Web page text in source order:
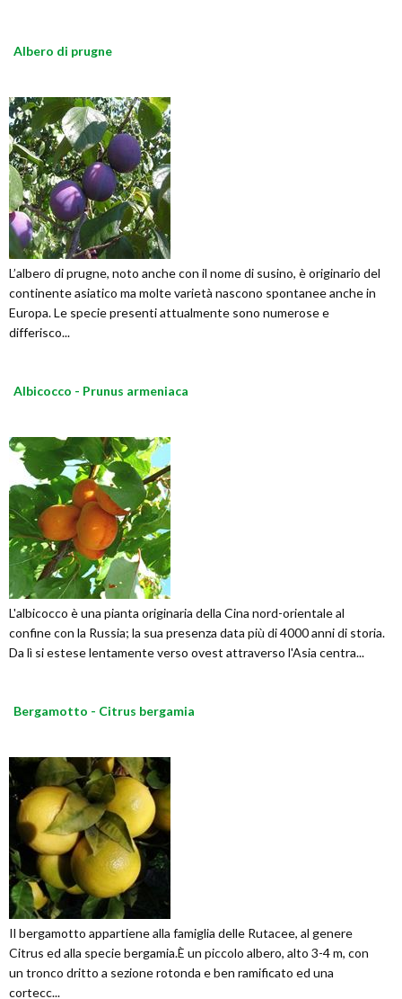
Albero di prugne
L’albero di prugne, noto anche con il nome di susino, è originario del
continente asiatico ma molte varietà nascono spontanee anche in
Europa. Le specie presenti attualmente sono numerose e
differisco...
Albicocco - Prunus armeniaca
L'albicocco è una pianta originaria della Cina nord-orientale al
confine con la Russia; la sua presenza data più di 4000 anni di storia.
Da lì si estese lentamente verso ovest attraverso l'Asia centra...
Bergamotto - Citrus bergamia
Il bergamotto appartiene alla famiglia delle Rutacee, al genere
Citrus ed alla specie bergamia.È un piccolo albero, alto 3-4 m, con
un tronco dritto a sezione rotonda e ben ramificato ed una
cortecc...